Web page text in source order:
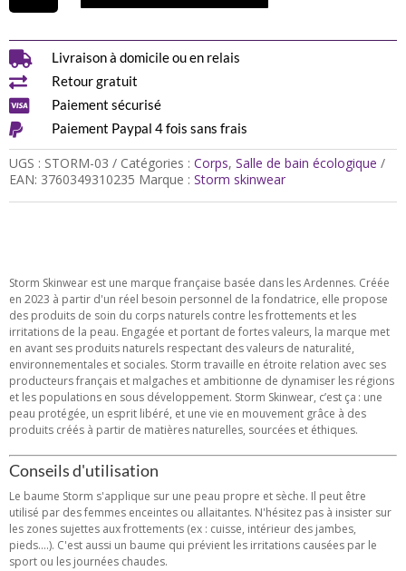
anti-
multi-
zones
-
Version
Sportif
 Livraison à domicile ou en relais
 Retour gratuit
 Paiement sécurisé
 Paiement Paypal 4 fois sans frais
UGS : STORM-03 Catégories : Corps, Salle de bain écologique
EAN: 3760349310235 Marque : Storm skinwear
Storm Skinwear est une marque française basée dans les Ardennes. Créée
en 2023 à partir d'un réel besoin personnel de la fondatrice, elle propose
des produits de soin du corps naturels contre les frottements et les
irritations de la peau. Engagée et portant de fortes valeurs, la marque met
en avant ses produits naturels respectant des valeurs de naturalité,
environnementales et sociales. Storm travaille en étroite relation avec ses
producteurs français et malgaches et ambitionne de dynamiser les régions
et les populations en sous développement. Storm Skinwear, c’est ça : une
peau protégée, un esprit libéré, et une vie en mouvement grâce à des
produits créés à partir de matières naturelles, sourcées et éthiques.
Conseils d'utilisation
Le baume Storm s'applique sur une peau propre et sèche. Il peut être
utilisé par des femmes enceintes ou allaitantes. N'hésitez pas à insister sur
les zones sujettes aux frottements (ex : cuisse, intérieur des jambes,
pieds....). C'est aussi un baume qui prévient les irritations causées par le
sport ou les journées chaudes.